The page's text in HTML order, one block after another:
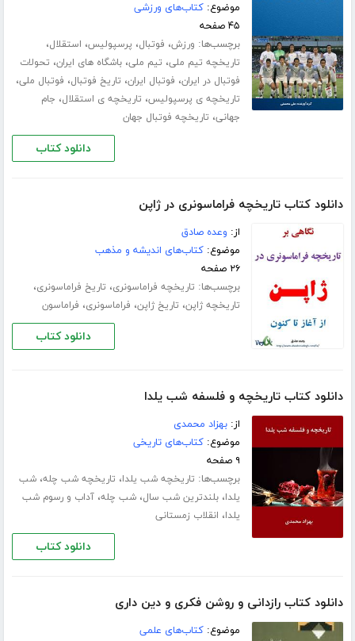
موضوع:کتاب‌های ورزشی
۴۵ صفحه
برچسب‌ها: ورزش، فوتبال، پرسپولیس، استقلال،
تاریخچه تیم ملی، تیم ملی،باشگاه های ایران، تحولات
فوتبال در ایران، فوتبال ایران، تاریخ فوتبال، فوتبال ملی،
تاریخچه ی پرسپولیس، تاریخچه ی استقلال، جام
جهانی، تاریخچه فوتبال جهان
دانلود کتاب
دانلود کتاب تاریخچه فراماسونری در ژاپن
از: وعده صادق
موضوع:کتاب‌های اندیشه و مذهب
۲۶ صفحه
برچسب‌ها: تاریخچه فراماسونری، تاریخ فراماسونری،
تاریخچه ژاپن، تاریخ ژاپن، فراماسونری، فراماسون
دانلود کتاب
دانلود کتاب تاریخچه و فلسفه شب یلدا
از:بهزاد محمدی
موضوع:کتاب‌های تاریخی
۹ صفحه
برچسب‌ها: تاریخچه شب یلدا، تاریخچه شب چله،شب
یلدا،بلندترین شب سال،شب چله،آداب و رسوم شب
یلدا، انقلاب زمستانی
دانلود کتاب
دانلود کتاب رازدانی و روشن فکری و دین داری
موضوع:کتاب‌های علمی